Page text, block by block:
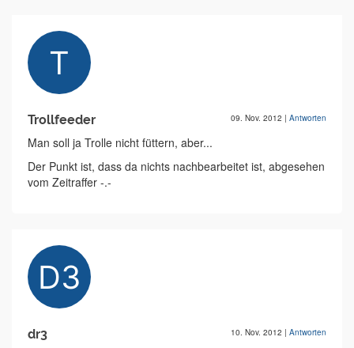
Trollfeeder 09. Nov. 2012 | Antworten
Man soll ja Trolle nicht füttern, aber...
Der Punkt ist, dass da nichts nachbearbeitet ist, abgesehen
vom Zeitraffer -.-
dr3 10. Nov. 2012 | Antworten